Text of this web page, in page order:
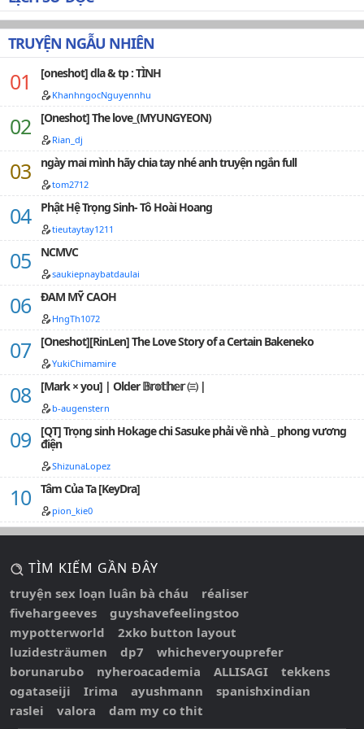
ông phúc hắc. Có điều, cô không ngờ cô càng tránh lại
càng chui đầu vào rọ, người mà thánh mẫu Bạch Liên
Hoa không cầu được lại rơi vào tay nữ phụ Ninh Vân
Hoan! Từ nay về sau, có người ở đằng sau làm núi dựa,
cô có thể làm chủ cả thiên hạ.…
TRUYỆN NGẪU NHIÊN
[oneshot] dla & tp : TÌNH
KhanhngocNguyennhu
[Oneshot] The love_(MYUNGYEON)
Rian_dj
ngày mai mình hãy chia tay nhé anh truyện ngắn full
tom2712
Phật Hệ Trọng Sinh- Tô Hoài Hoang
tieutaytay1211
NCMVC
saukiepnaybatdaulai
ĐAM MỸ CAOH
HngTh1072
[Oneshot][RinLen] The Love Story of a Certain Bakeneko
YukiChimamire
[Mark × you] | Older 𝔹𝕣𝕠𝕥𝕙𝕖𝕣 ㈢ |
b-augenstern
[QT] Trọng sinh Hokage chi Sasuke phải về nhà _ phong vương
điện
ShizunaLopez
Tâm Của Ta [KeyDra]
pion_kie0
TÌM KIẾM GẦN ĐÂY
truyện sex loạn luân bà cháu
réaliser
fivehargeeves
guyshavefeelingstoo
mypotterworld
2xko button layout
luzidesträumen
dp7
whicheveryouprefer
borunarubo
nyheroacademia ALLISAGI
tekkens
ogataseiji
Irima ayushmann
spanishxindian
raslei
valora dam my co thit